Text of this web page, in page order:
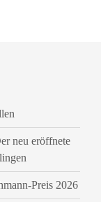
neu eröffnete
Preis 2026